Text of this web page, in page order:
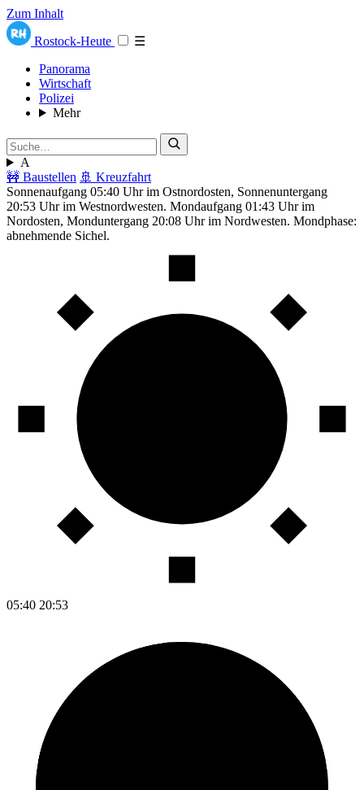
Zum Inhalt
Rostock-Heute
☰
Panorama
Wirtschaft
Polizei
Mehr
A
🚧 Baustellen 🚢 Kreuzfahrt
Sonnenaufgang 05:40 Uhr im Ostnordosten, Sonnenuntergang
20:53 Uhr im Westnordwesten. Mondaufgang 01:43 Uhr im
Nordosten, Monduntergang 20:08 Uhr im Nordwesten. Mondphase:
abnehmende Sichel.
05:40 20:53